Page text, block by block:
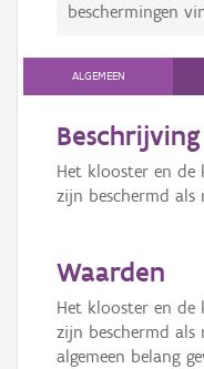
beschermingen
ALGEMEEN
Beschrijving
Het klooster en de
zijn beschermd als
Waarden
Het klooster en de
zijn beschermd
algemeen belang